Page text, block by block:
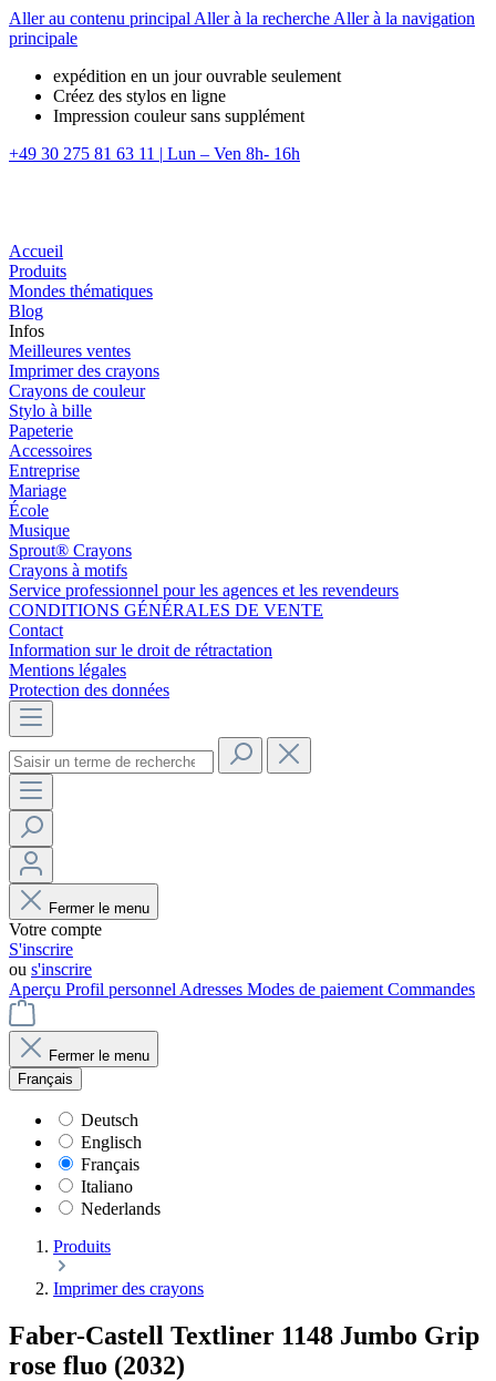
Aller au contenu principal Aller à la recherche Aller à la navigation
principale
expédition en un jour ouvrable seulement
Créez des stylos en ligne
Impression couleur sans supplément
+49 30 275 81 63 11 | Lun – Ven 8h- 16h
Accueil
Produits
Mondes thématiques
Blog
Infos
Meilleures ventes
Imprimer des crayons
Crayons de couleur
Stylo à bille
Papeterie
Accessoires
Entreprise
Mariage
École
Musique
Sprout® Crayons
Crayons à motifs
Service professionnel pour les agences et les revendeurs
CONDITIONS GÉNÉRALES DE VENTE
Contact
Information sur le droit de rétractation
Mentions légales
Protection des données
Fermer le menu
Votre compte
S'inscrire
ou s'inscrire
Aperçu Profil personnel Adresses Modes de paiement Commandes
Fermer le menu
Français
Deutsch
Englisch
Français
Italiano
Nederlands
Produits
Imprimer des crayons
Faber-Castell Textliner 1148 Jumbo Grip
rose fluo (2032)